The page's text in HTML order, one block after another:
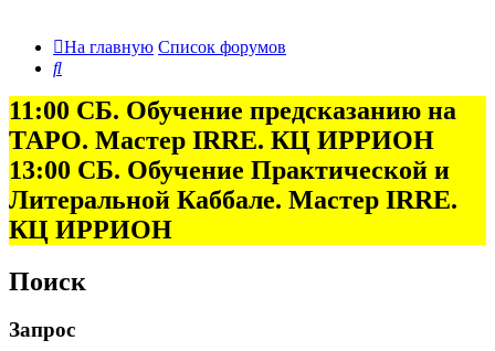
На главную Список форумов
Поиск
11:00 СБ. Обучение предсказанию на
ТАРО. Мастер IRRE. КЦ ИРРИОН
13:00 СБ. Обучение Практической и
Литеральной Каббале. Мастер IRRE.
КЦ ИРРИОН
Поиск
Запрос